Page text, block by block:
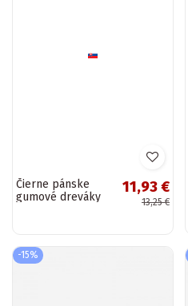
Čierne pánske
gumové dreváky
11,93 €
13,25 €
-15%